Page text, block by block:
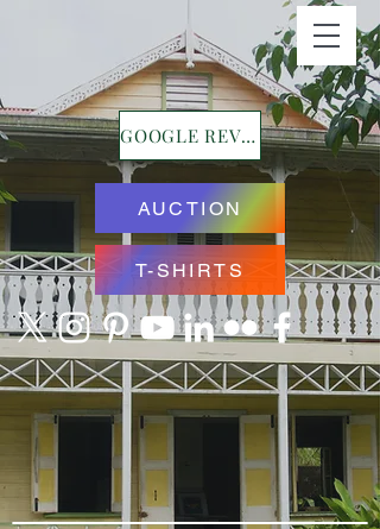
GOOGLE REVIEWS
AUCTION
T-SHIRTS